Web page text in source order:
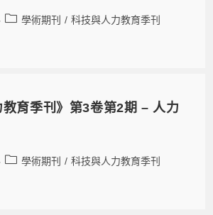
學術期刊 / 科技與人力教育季刊
教育季刊》第3卷第2期 – 人力
學術期刊 / 科技與人力教育季刊